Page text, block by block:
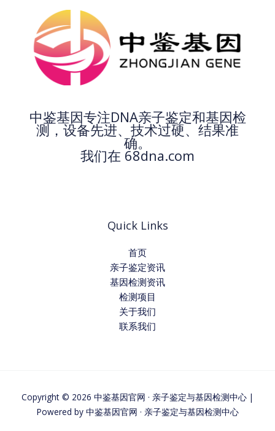
中鉴基因专注DNA亲子鉴定和基因检
测，设备先进、技术过硬、结果准
确。
我们在 68dna.com
Quick Links
首页
亲子鉴定资讯
基因检测资讯
检测项目
关于我们
联系我们
Copyright © 2026 中鉴基因官网 · 亲子鉴定与基因检测中心 |
Powered by 中鉴基因官网 · 亲子鉴定与基因检测中心